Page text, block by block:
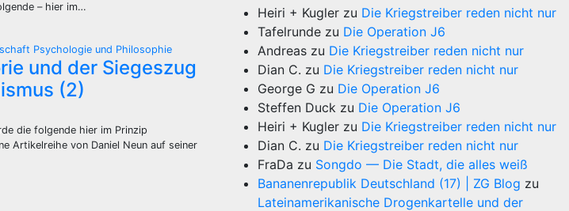
– hier im…
Psychologie und Philosophie
und der Siegeszug
(2)
die folgende hier im Prinzip
Artikelreihe von Daniel Neun auf seiner
Heiri + Kugler zu Die Kriegstreiber reden nicht nur
Tafelrunde zu Die Operation J6
Andreas zu Die Kriegstreiber reden nicht nur
Dian C. zu Die Kriegstreiber reden nicht nur
George G zu Die Operation J6
Steffen Duck zu Die Operation J6
Heiri + Kugler zu Die Kriegstreiber reden nicht nur
Dian C. zu Die Kriegstreiber reden nicht nur
FraDa zu Songdo — Die Stadt, die alles weiß
Bananenrepublik Deutschland (17) | ZG Blog zu
Lateinamerikanische Drogenkartelle und der